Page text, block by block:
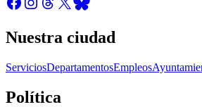
Nuestra ciudad
ServiciosDepartamentosEmpleos
Política